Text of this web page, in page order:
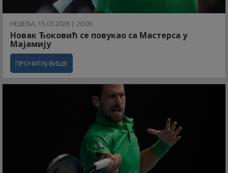
НЕДЕЉА, 15.03.2026 | 20:06
Новак Ђоковић се повукао са Мастерса у
Мајамију
ПРОЧИТАЈ ВИШЕ